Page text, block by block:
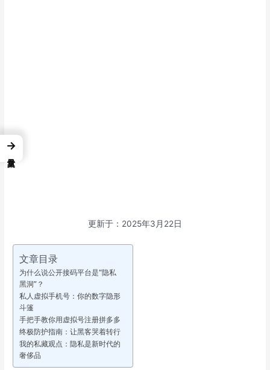
更新于：2025年3月22日
文章目录
为什么说公开接码平台是“隐私
黑洞”？
私人虚拟手机号：你的数字隐形
斗篷
手把手教你用虚拟号注册拼多多
终极防护指南：让黑客哭着转行
我的私藏观点：隐私是新时代的
奢侈品
→